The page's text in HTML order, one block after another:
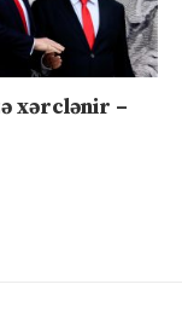
xərclənir –